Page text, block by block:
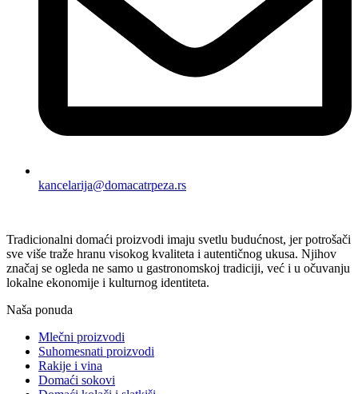
kancelarija@domacatrpeza.rs
Tradicionalni domaći proizvodi imaju svetlu budućnost, jer potrošači
sve više traže hranu visokog kvaliteta i autentičnog ukusa. Njihov
značaj se ogleda ne samo u gastronomskoj tradiciji, već i u očuvanju
lokalne ekonomije i kulturnog identiteta.
Naša ponuda
Mlečni proizvodi
Suhomesnati proizvodi
Rakije i vina
Domaći sokovi